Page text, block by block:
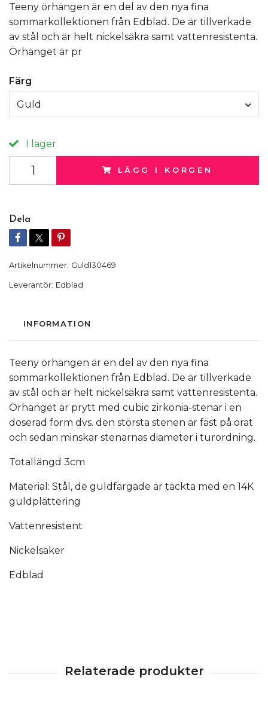
Teeny örhängen är en del av den nya fina
sommarkollektionen från Edblad. De är tillverkade
av stål och är helt nickelsäkra samt vattenresistenta.
Örhänget är pr
Färg
Guld
I lager.
LÄGG I KORGEN
Dela
Artikelnummer: Guld130469
Leverantör: Edblad
INFORMATION
Teeny örhängen är en del av den nya fina
sommarkollektionen från Edblad. De är tillverkade
av stål och är helt nickelsäkra samt vattenresistenta.
Örhänget är prytt med cubic zirkonia-stenar i en
doserad form dvs. den största stenen är fäst på örat
och sedan minskar stenarnas diameter i turordning.
Totallängd 3cm
Material: Stål, de guldfärgade är täckta med en 14K
guldplättering
Vattenresistent
Nickelsäker
Edblad